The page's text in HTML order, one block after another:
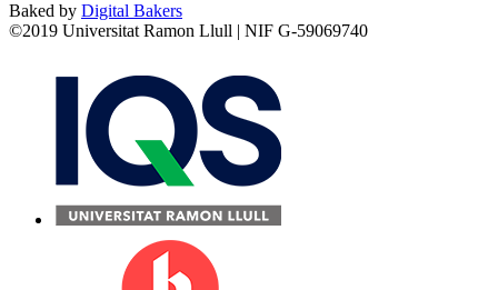
Baked by Digital Bakers
©2019 Universitat Ramon Llull | NIF G-59069740